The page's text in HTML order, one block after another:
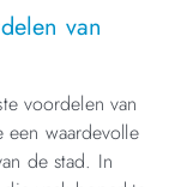
van
voordelen van
een waardevolle
de stad. In